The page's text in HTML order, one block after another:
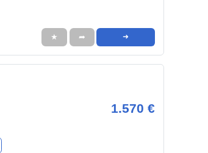
★ ➦ ➜
1.570 €